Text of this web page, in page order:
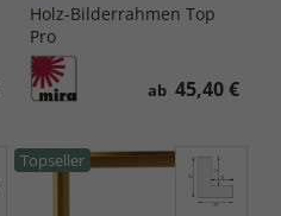
Holz-Bilderrahmen Top
Pro
ab 45,40 €
Topseller